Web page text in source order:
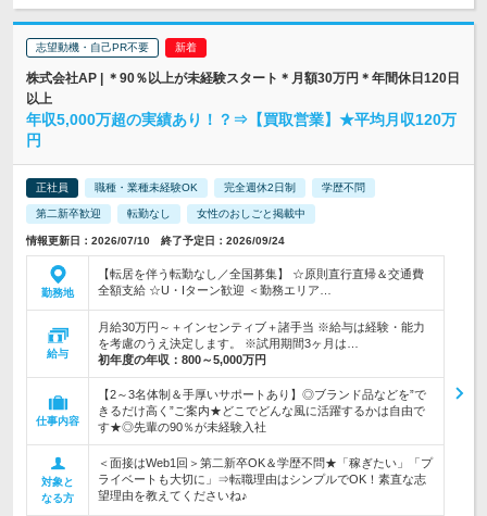
志望動機・自己PR不要
株式会社AP | ＊90％以上が未経験スタート＊月額30万円＊年間休日120日
以上
年収5,000万超の実績あり！？⇒【買取営業】★平均月収120万
円
正社員 職種・業種未経験OK 完全週休2日制 学歴不問
第二新卒歓迎 転勤なし 女性のおしごと掲載中
情報更新日：2026/07/10 終了予定日：2026/09/24
勤務地
【転居を伴う転勤なし／全国募集】 ☆原則直行直帰＆交通費
全額支給 ☆U・Iターン歓迎 ＜勤務エリア…
給与
月給30万円～＋インセンティブ＋諸手当 ※給与は経験・能力
を考慮のうえ決定します。 ※試用期間3ヶ月は…
初年度の年収： 800～5,000万円
仕事内容
【2～3名体制＆手厚いサポートあり】◎ブランド品などを”で
きるだけ高く”ご案内★どこでどんな風に活躍するかは自由で
す★◎先輩の90％が未経験入社
対象と
なる方
＜面接はWeb1回＞第二新卒OK＆学歴不問★「稼ぎたい」「プ
ライベートも大切に」⇒転職理由はシンプルでOK！素直な志
望理由を教えてくださいね♪